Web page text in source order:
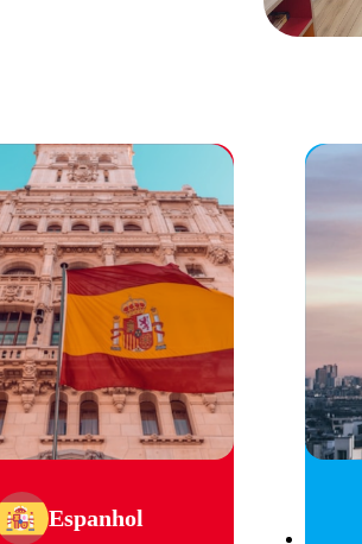
Espanhol